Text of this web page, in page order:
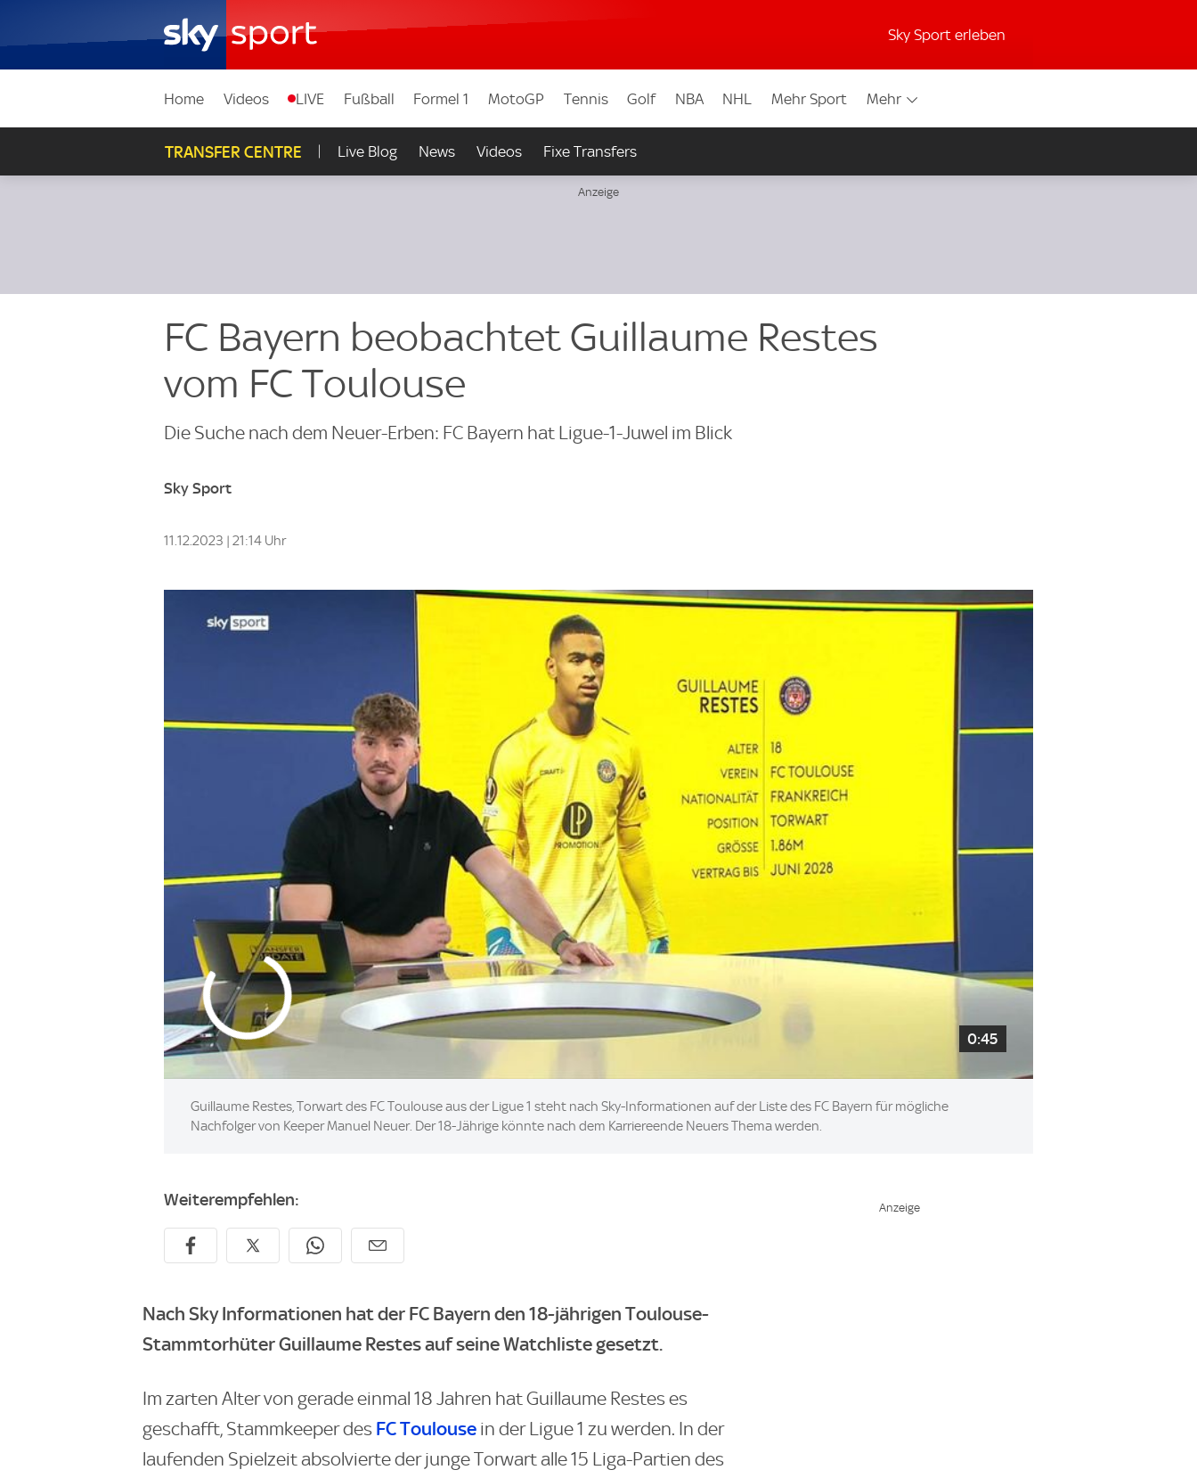
Sky Sport erleben
Home Videos LIVE Fußball Formel 1 MotoGP Tennis Golf NBA NHL Mehr Sport Mehr
TRANSFER CENTRE Live Blog News Videos Fixe Transfers
FC Bayern beobachtet Guillaume Restes
vom FC Toulouse
Die Suche nach dem Neuer-Erben: FC Bayern hat Ligue-1-Juwel im Blick
Sky Sport
11.12.2023 | 21:14 Uhr
0:45
Guillaume Restes, Torwart des FC Toulouse aus der Ligue 1 steht nach Sky-Informationen auf der Liste des FC Bayern für mögliche
Nachfolger von Keeper Manuel Neuer. Der 18-Jährige könnte nach dem Karriereende Neuers Thema werden.
Weiterempfehlen:
Nach Sky Informationen hat der FC Bayern den 18-jährigen Toulouse-
Stammtorhüter Guillaume Restes auf seine Watchliste gesetzt.
Im zarten Alter von gerade einmal 18 Jahren hat Guillaume Restes es
geschafft, Stammkeeper des FC Toulouse in der Ligue 1 zu werden. In der
laufenden Spielzeit absolvierte der junge Torwart alle 15 Liga-Partien des